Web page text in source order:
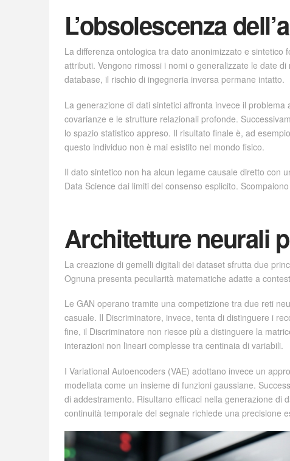
L’obsolescenza
La differenza ontologica tra dato anonimizzato e
attributi. Vengono rimossi i nomi o generalizzate le date
database, il rischio di ingegneria inversa permane intatto.
La generazione di dati sintetici affronta invece il
covarianze e le strutture relazionali profonde.
lo spazio statistico appreso. Il risultato finale è, ad
questo individuo non è mai esistito nel mondo fisico.
Il dato sintetico non ha alcun legame causale diretto con
Data Science dai limiti del consenso esplicito.
Architetture neurali
La creazione di gemelli digitali dei dataset sfrutta due
Ognuna presenta peculiarità matematiche adatte a
Le GAN operano tramite una competizione tra due reti
casuale. Il Discriminatore, invece, tenta di distinguere i
fine, il Discriminatore non riesce più a distinguere la
interazioni non lineari complesse tra centinaia di variabili.
I Variational Autoencoders (VAE) adottano invece un
modellata come un insieme di funzioni gaussiane.
di addestramento. Risultano efficaci nella generazione di
continuità temporale del segnale richiede una precisione